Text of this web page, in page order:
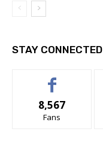
STAY CONNECTED
8,567
Fans